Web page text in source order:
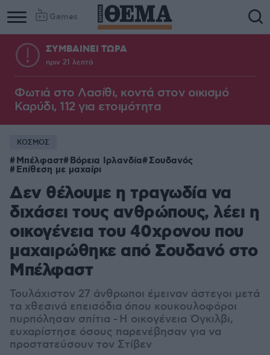
Games
ΣΥΜΒΑΙΝΕΙ ΤΩΡΑ
πριν 21 λεπτά
Φωτιά στο Λασίθι, κοντά στον οικισμό
Καρύδι, 112 για ετοιμότητα
ΚΟΣΜΟΣ
Μπέλφαστ Βόρεια Ιρλανδία Σουδανός
Επίθεση με μαχαίρι
Δεν θέλουμε η τραγωδία να
διχάσει τους ανθρώπους, λέει η
οικογένεια του 40χρονου που
μαχαιρώθηκε από Σουδανό στο
Μπέλφαστ
Τουλάχιστον 27 άνθρωποι έμειναν άστεγοι μετά
τα χθεσινά επεισόδια όπου κουκουλοφόροι
πυρπόλησαν σπίτια - Η οικογένεια Όγκιλβι,
ευχαρίστησε όσους παρενέβησαν για να
προστατεύσουν τον Στίβεν